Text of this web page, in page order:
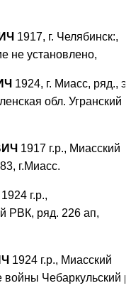
1917, г. Челябинск:,
не установлено,
1924, г. Миасс, ряд., эг
обл. Угранский
1917 г.р., Миасский
г.Миасс.
1924 г.р.,
РВК, ряд. 226 ап,
1924 г.р., Миасский
Чебаркульский